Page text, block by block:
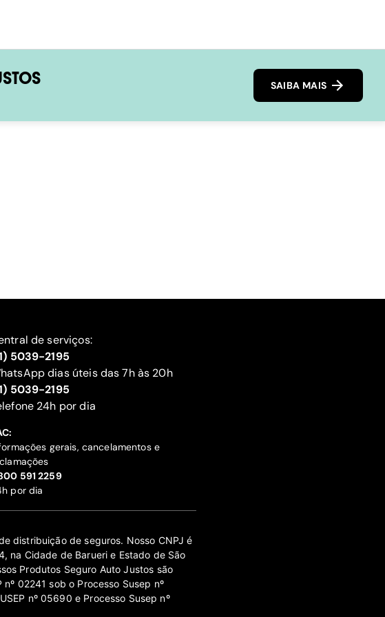
SAIBA MAIS
de serviços:
5039-2195
dias úteis das 7h às 20h
5039-2195
24h por dia
gerais, cancelamentos e
591 2259
por dia
distribuição de seguros. Nosso CNPJ é
na Cidade de Barueri e Estado de São
Produtos Seguro Auto Justos são
02241 sob o Processo Susep nº
nº 05690 e Processo Susep nº